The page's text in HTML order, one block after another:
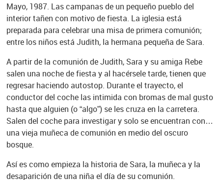
Mayo, 1987. Las campanas de un pequeño pueblo del
interior tañen con motivo de fiesta. La iglesia está
preparada para celebrar una misa de primera comunión;
entre los niños está Judith, la hermana pequeña de Sara.
A partir de la comunión de Judith, Sara y su amiga Rebe
salen una noche de fiesta y al hacérsele tarde, tienen que
regresar haciendo autostop. Durante el trayecto, el
conductor del coche las intimida con bromas de mal gusto
hasta que alguien (o “algo”) se les cruza en la carretera.
Salen del coche para investigar y solo se encuentran con…
una vieja muñeca de comunión en medio del oscuro
bosque.
Así es como empieza la historia de Sara, la muñeca y la
desaparición de una niña el día de su comunión.